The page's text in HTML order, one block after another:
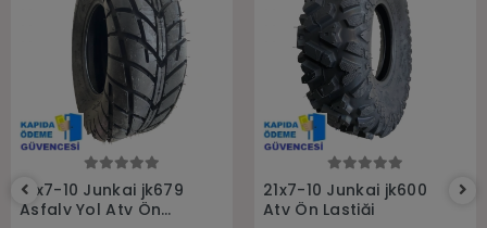
21x7-10 Junkai jk679
Asfaly Yol Atv Ön
21x7-10 Junkai jk600
Atv Ön Lastiği